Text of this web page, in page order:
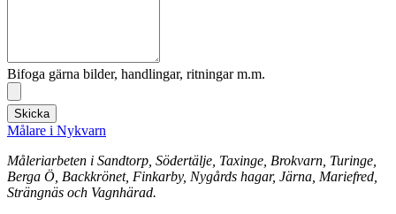
Bifoga gärna bilder, handlingar, ritningar m.m.
Skicka
Målare i Nykvarn
Måleriarbeten i Sandtorp, Södertälje, Taxinge, Brokvarn, Turinge,
Berga Ö, Backkrönet, Finkarby, Nygårds hagar, Järna, Mariefred,
Strängnäs och Vagnhärad.